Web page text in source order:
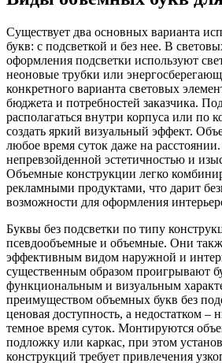
Существует два основных варианта
букв: с подсветкой и без нее. В
оформления подсветки используют
неоновые трубки или
конкретного варианта световых
бюджета и потребностей заказчика.
располагаться внутри корпуса или по
создать яркий визуальный эффект.
любое время суток даже на
непревзойденной эстетичностью и
Объемные конструкции легко
рекламными продуктами, что дарит
возможности для оформления
Буквы без подсветки по типу
псевдообъемные и объемные. Они
эффективным видом наружной и
существенным образом проигрывают
функциональным и визуальным
преимуществом объемных букв без
ценовая доступность, а недостатком –
темное время суток. Монтируются
подложку или каркас, при этом
конструкций требует привлечения